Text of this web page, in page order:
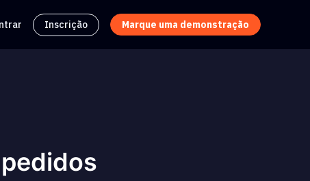
Inscrição Marque uma demonstração